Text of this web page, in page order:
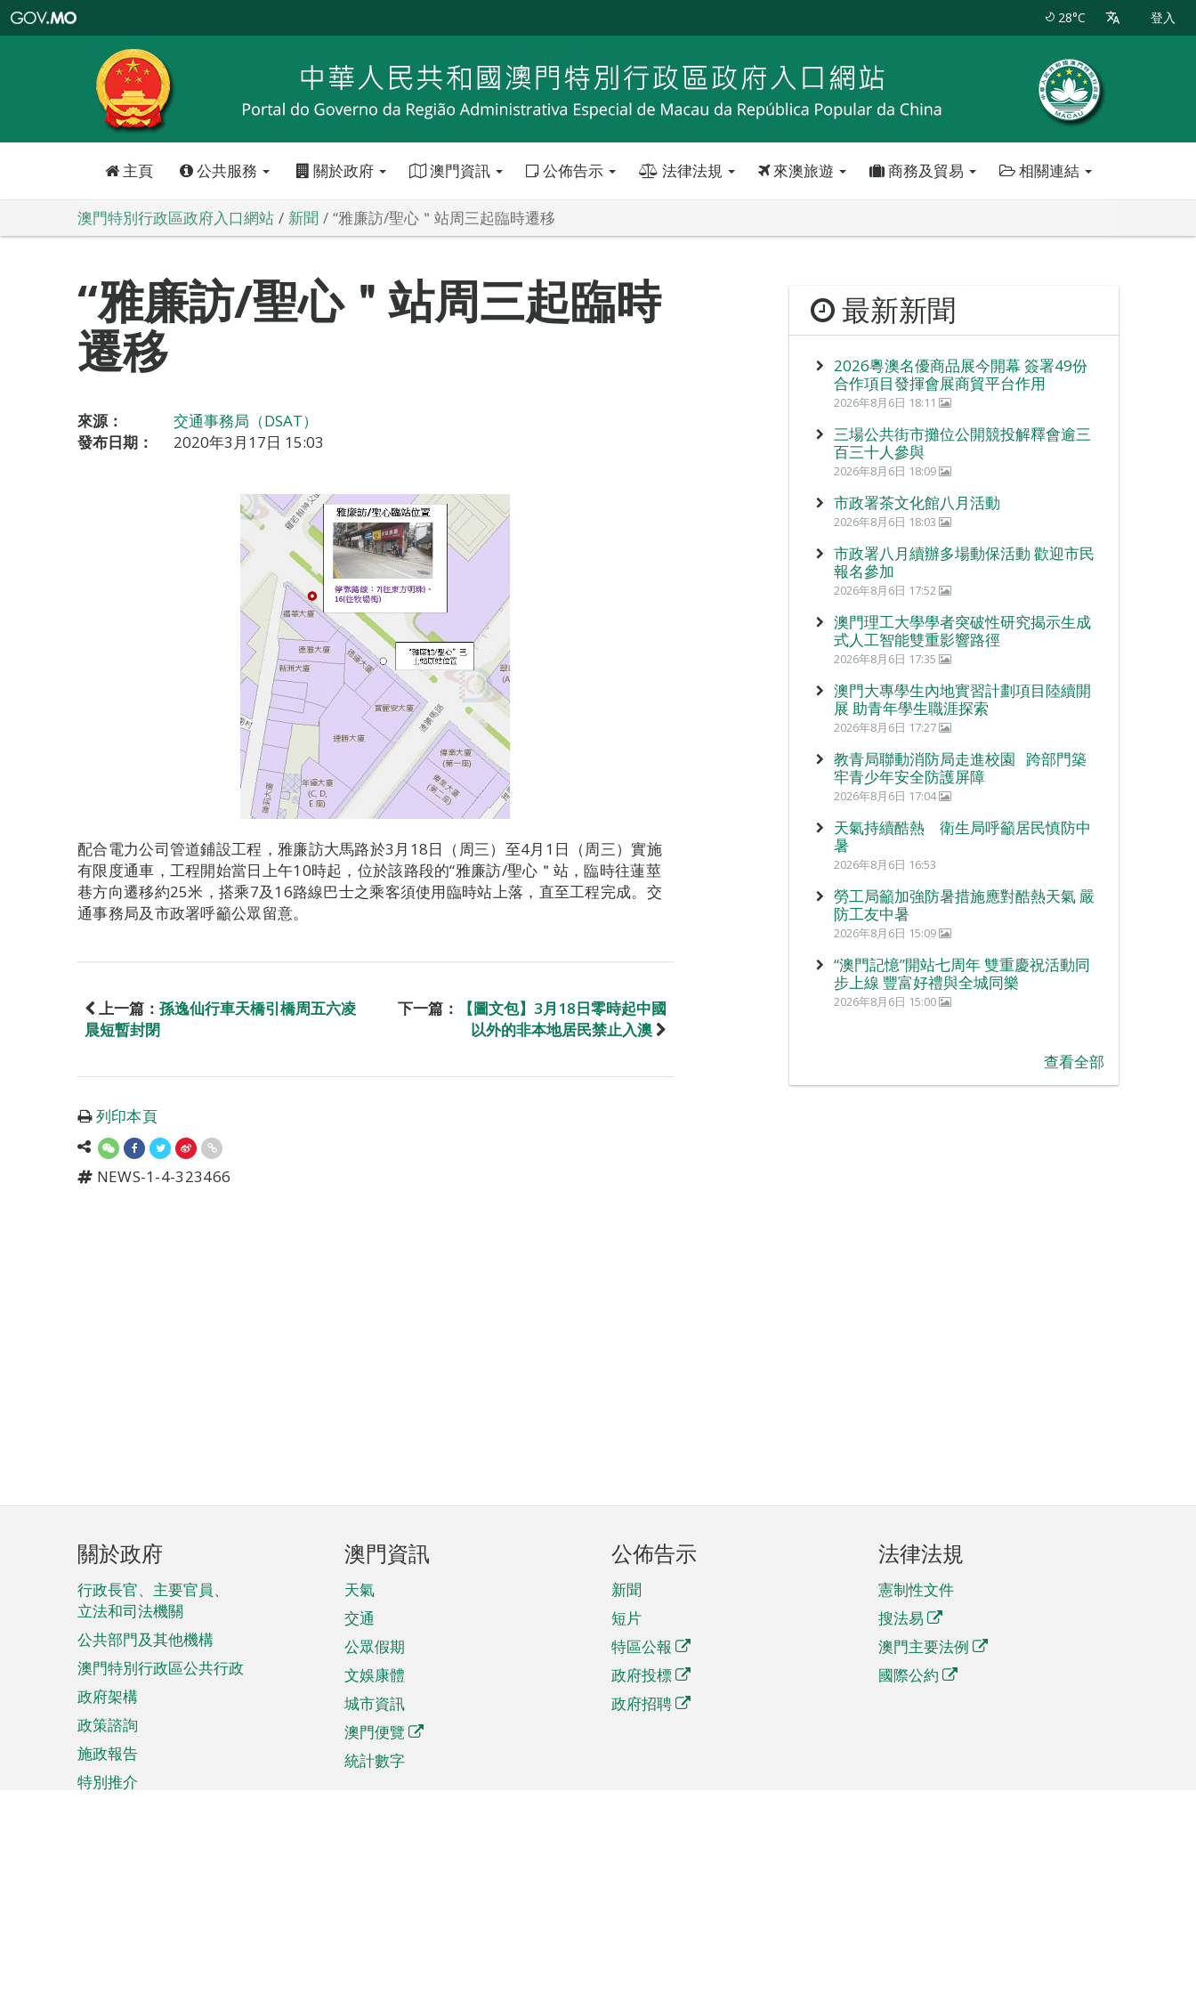
特
政
區
政
口
28°C 登入
主頁 公共服務 關於政府 澳門資訊 公佈告示 法律法規 來澳旅遊 商務及貿易 相關連結
澳門特別行政區政府入口網站 新聞 “雅廉訪/聖心＂站周三起臨時遷移
“雅廉訪/聖心＂站周三起臨時
遷移
來源：
交通事務局（DSAT）
發布日期：
2020年3月17日 15:03
配合電力公司管道鋪設工程，雅廉訪大馬路於3月18日（周三）至4月1日（周三）實施
有限度通車，工程開始當日上午10時起，位於該路段的“雅廉訪/聖心＂站，臨時往蓮莖
巷方向遷移約25米，搭乘7及16路線巴士之乘客須使用臨時站上落，直至工程完成。交
通事務局及市政署呼籲公眾留意。
上一篇： 孫逸仙行車天橋引橋周五六凌
晨短暫封閉
下一篇：
【圖文包】3月18日零時起中國
以外的非本地居民禁止入澳
列印本頁
NEWS-1-4-323466
最新新聞
2026粵澳名優商品展今開幕 簽署49份
合作項目發揮會展商貿平台作用
2026年8月6日 18:11
三場公共街市攤位公開競投解釋會逾三
百三十人參與
2026年8月6日 18:09
市政署茶文化館八月活動
2026年8月6日 18:03
市政署八月續辦多場動保活動 歡迎市民
報名參加
2026年8月6日 17:52
澳門理工大學學者突破性研究揭示生成
式人工智能雙重影響路徑
2026年8月6日 17:35
澳門大專學生內地實習計劃項目陸續開
展 助青年學生職涯探索
2026年8月6日 17:27
教青局聯動消防局走進校園 跨部門築
牢青少年安全防護屏障
2026年8月6日 17:04
天氣持續酷熱 衛生局呼籲居民慎防中
暑
2026年8月6日 16:53
勞工局籲加強防暑措施應對酷熱天氣 嚴
防工友中暑
2026年8月6日 15:09
“澳門記憶”開站七周年 雙重慶祝活動同
步上線 豐富好禮與全城同樂
2026年8月6日 15:00
查看全部
頁
腳
菜
單
關於政府
行政長官、主要官員、
立法和司法機關
公共部門及其他機構
澳門特別行政區公共行政
政府架構
政策諮詢
施政報告
特別推介
澳門資訊
天氣
交通
公眾假期
文娛康體
城市資訊
澳門便覽
統計數字
公佈告示
新聞
短片
特區公報
政府投標
政府招聘
法律法規
憲制性文件
搜法易
澳門主要法例
國際公約